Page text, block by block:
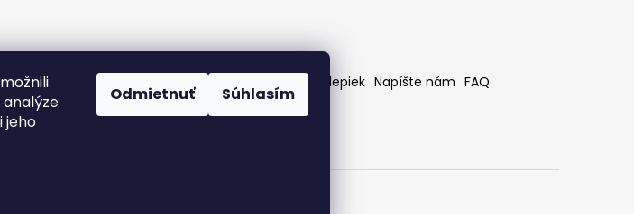
jeho
Odmietnuť Súhlasím
Doprava a platba Podmienky vrátenia Bez nálepiek Napíšte nám FAQ
na zákazku